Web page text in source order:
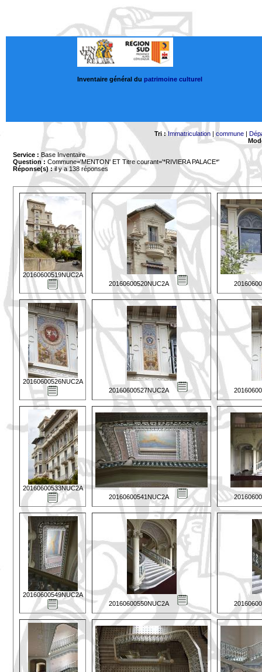
Inventaire général du patrimoine culturel
Tri : Immatriculation |commune |
Service : Base Inventaire
Question : Commune='MENTON' ET Titre courant='*RIVIERA PALACE*'
Réponse(s) :il y a 138 réponses
20160600519NUC2A
20160600520NUC2A
20160600526NUC2A
20160600527NUC2A
20160600533NUC2A
20160600541NUC2A
20160600549NUC2A
20160600550NUC2A